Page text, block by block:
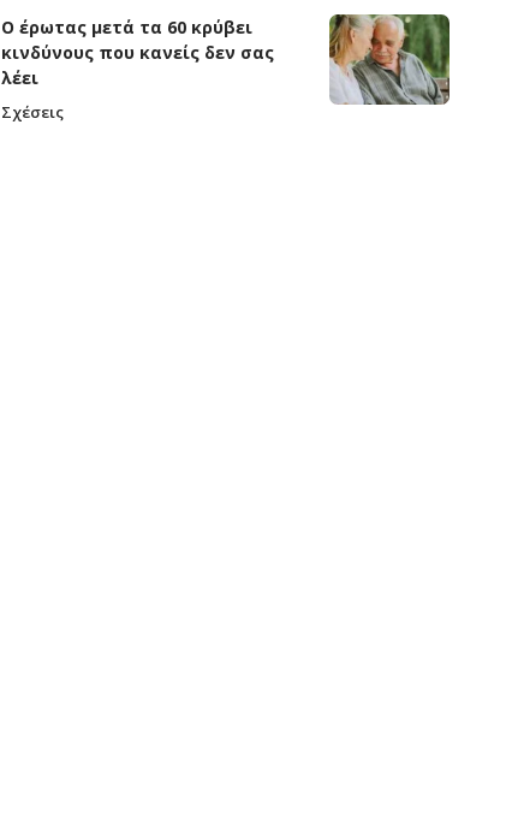
Ο έρωτας μετά τα 60 κρύβει
κινδύνους που κανείς δεν σας
λέει
Σχέσεις